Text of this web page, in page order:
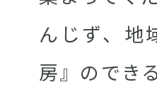
んじず、地
房』のでき